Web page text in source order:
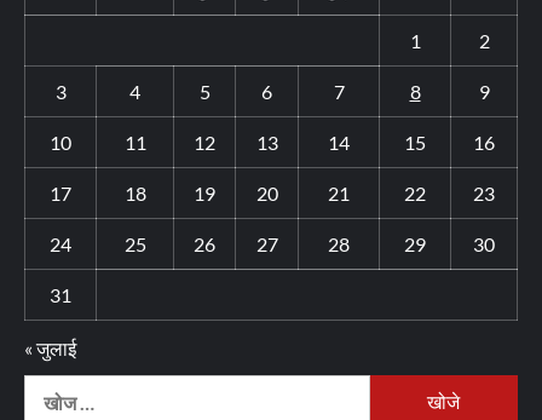
1 2
3 4 5 6 7 8 9
10 11 12 13 14 15 16
17 18 19 20 21 22 23
24 25 26 27 28 29 30
31
« जुलाई
निम्न